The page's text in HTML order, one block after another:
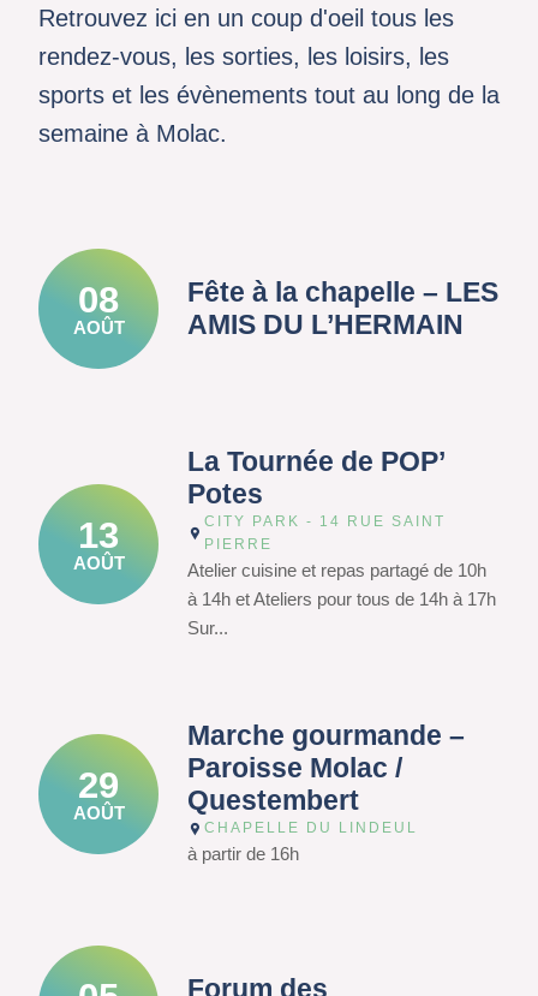
Retrouvez ici en un coup d'oeil tous les
rendez-vous, les sorties, les loisirs, les
sports et les évènements tout au long de la
semaine à Molac.
08
AOÛT
Fête à la chapelle – LES
AMIS DU L’HERMAIN
13
AOÛT
La Tournée de POP’
Potes
CITY PARK - 14 RUE SAINT
PIERRE
Atelier cuisine et repas partagé de 10h
à 14h et Ateliers pour tous de 14h à 17h
Sur...
29
AOÛT
Marche gourmande –
Paroisse Molac /
Questembert
CHAPELLE DU LINDEUL
à partir de 16h
Forum des